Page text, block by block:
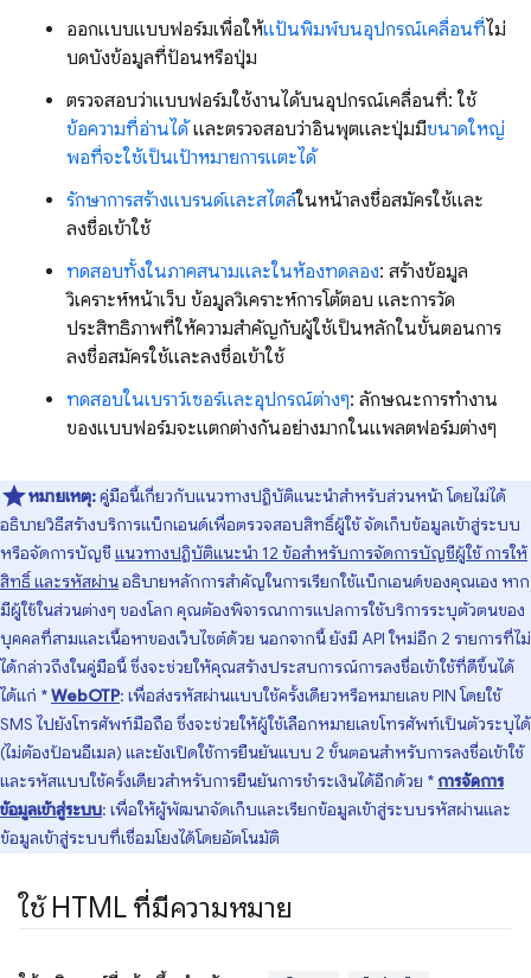
ออกแบบแบบฟอร์มเพื่อให้แป้นพิมพ์บนอุปกรณ์เคลื่อนที่ไม่
บดบังข้อมูลที่ป้อนหรือปุ่ม
ตรวจสอบว่าแบบฟอร์มใช้งานได้บนอุปกรณ์เคลื่อนที่: ใช้
ข้อความที่อ่านได้และตรวจสอบว่าอินพุตและปุ่มมีขนาดใหญ่
พอที่จะใช้เป็นเป้าหมายการแตะได้
รักษาการสร้างแบรนด์และสไตล์ในหน้าลงชื่อสมัครใช้และ
ลงชื่อเข้าใช้
ทดสอบทั้งในภาคสนามและในห้องทดลอง: สร้างข้อมูล
วิเคราะห์หน้าเว็บ ข้อมูลวิเคราะห์การโต้ตอบ และการวัด
ประสิทธิภาพที่ให้ความสำคัญกับผู้ใช้เป็นหลักในขั้นตอนการ
ลงชื่อสมัครใช้และลงชื่อเข้าใช้
ทดสอบในเบราว์เซอร์และอุปกรณ์ต่างๆ: ลักษณะการทำงาน
ของแบบฟอร์มจะแตกต่างกันอย่างมากในแพลตฟอร์มต่างๆ
หมายเหตุ:คู่มือนี้เกี่ยวกับแนวทางปฏิบัติแนะนำสำหรับส่วนหน้า โดยไม่ได้
อธิบายวิธีสร้างบริการแบ็กเอนด์เพื่อตรวจสอบสิทธิ์ผู้ใช้ จัดเก็บข้อมูลเข้าสู่ระบบ
หรือจัดการบัญชี แนวทางปฏิบัติแนะนำ 12 ข้อสำหรับการจัดการบัญชีผู้ใช้ การให้
สิทธิ์ และรหัสผ่านอธิบายหลักการสำคัญในการเรียกใช้แบ็กเอนด์ของคุณเอง หาก
มีผู้ใช้ในส่วนต่างๆ ของโลก คุณต้องพิจารณาการแปลการใช้บริการระบุตัวตนของ
บุคคลที่สามและเนื้อหาของเว็บไซต์ด้วย นอกจากนี้ ยังมี API ใหม่อีก 2 รายการที่ไม่
ได้กล่าวถึงในคู่มือนี้ ซึ่งจะช่วยให้คุณสร้างประสบการณ์การลงชื่อเข้าใช้ที่ดีขึ้นได้
ได้แก่ *WebOTP: เพื่อส่งรหัสผ่านแบบใช้ครั้งเดียวหรือหมายเลข PIN โดยใช้
SMS ไปยังโทรศัพท์มือถือ ซึ่งจะช่วยให้ผู้ใช้เลือกหมายเลขโทรศัพท์เป็นตัวระบุได้
(ไม่ต้องป้อนอีเมล) และยังเปิดใช้การยืนยันแบบ 2 ขั้นตอนสำหรับการลงชื่อเข้าใช้
และรหัสแบบใช้ครั้งเดียวสำหรับการยืนยันการชำระเงินได้อีกด้วย *การจัดการ
ข้อมูลเข้าสู่ระบบ: เพื่อให้ผู้พัฒนาจัดเก็บและเรียกข้อมูลเข้าสู่ระบบรหัสผ่านและ
ข้อมูลเข้าสู่ระบบที่เชื่อมโยงได้โดยอัตโนมัติ
ใช้ HTML ที่มีความหมาย